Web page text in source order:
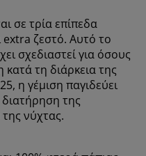
σε τρία επίπεδα
ζεστό. Αυτό το
σχεδιαστεί για όσους
κατά τη διάρκεια της
η γέμιση παγιδεύει
της
νύχτας.
αναγνωριστικά
μια καλή
ιστότοπό μας. Τα
με εσάς για
στατιστικών
υλικού.
cookies, θα
σας με
Meta και TikTok)